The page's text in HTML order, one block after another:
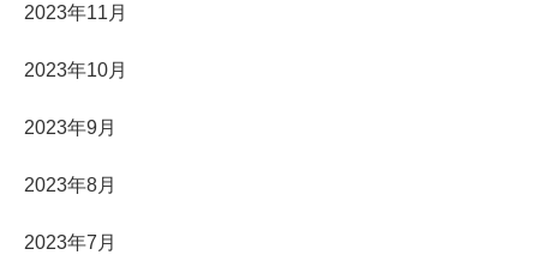
2023年11月
2023年10月
2023年9月
2023年8月
2023年7月